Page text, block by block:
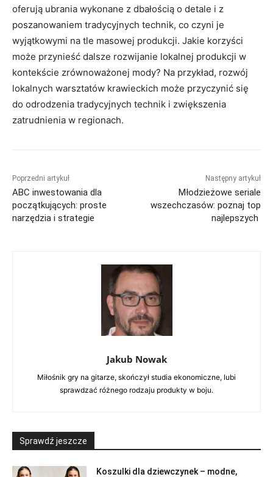
oferują ubrania wykonane z dbałością o detale i z
poszanowaniem tradycyjnych technik, co czyni je
wyjątkowymi na tle masowej produkcji. Jakie korzyści
może przynieść dalsze rozwijanie lokalnej produkcji w
kontekście zrównoważonej mody? Na przykład, rozwój
lokalnych warsztatów krawieckich może przyczynić się
do odrodzenia tradycyjnych technik i zwiększenia
zatrudnienia w regionach.
Poprzedni artykuł
ABC inwestowania dla
początkujących: proste
narzędzia i strategie
Następny artykuł
Młodzieżowe seriale
wszechczasów: poznaj top
najlepszych
Jakub Nowak
Miłośnik gry na gitarze, skończył studia ekonomiczne, lubi
sprawdzać różnego rodzaju produkty w boju.
Sprawdź jeszcze
Koszulki dla dziewczynek – modne,